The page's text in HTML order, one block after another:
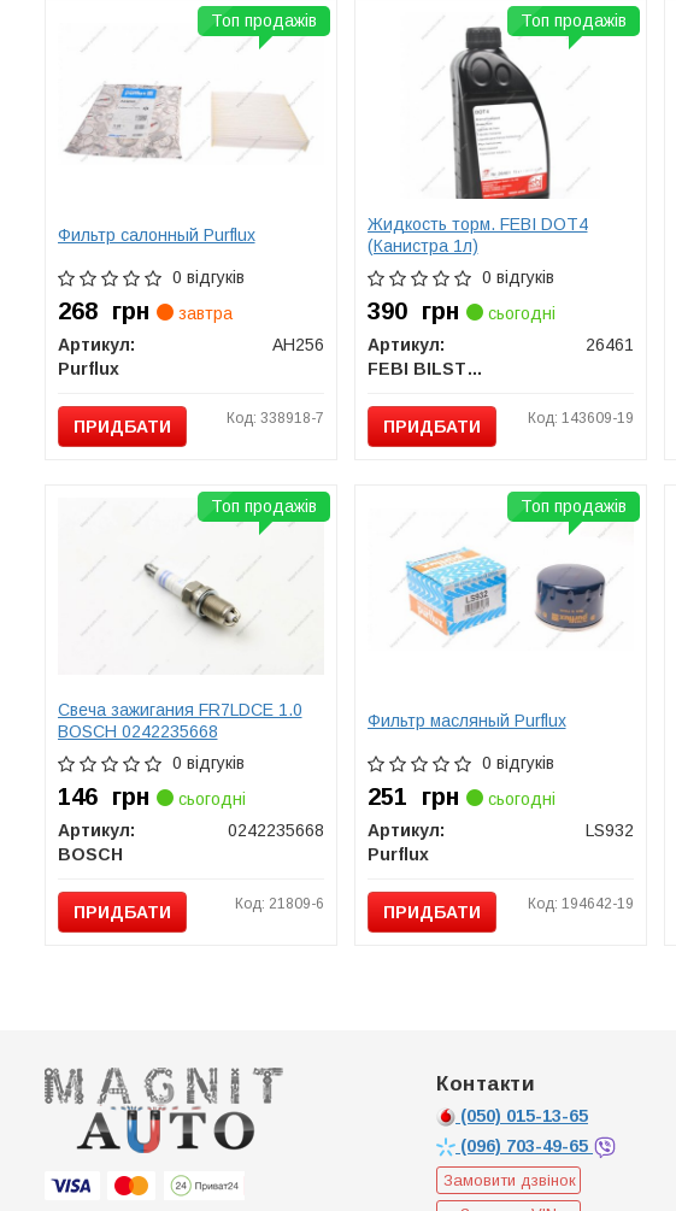
Фильтр салонный Purflux
0 відгуків
268 грн
завтра
Артикул:
AH256
Purflux
ПРИДБАТИ Код: 338918-7
Топ продажів
Жидкость торм. FEBI DOT4
(Канистра 1л)
0 відгуків
390 грн
сьогодні
Артикул:
26461
FEBI BILSTEIN
ПРИДБАТИ Код: 143609-19
Топ продажів
Свеча зажигания FR7LDCE 1.0
BOSCH 0242235668
0 відгуків
146 грн
сьогодні
Артикул:
0242235668
BOSCH
ПРИДБАТИ Код: 21809-6
Топ продажів
Фильтр масляный Purflux
0 відгуків
251 грн
сьогодні
Артикул:
LS932
Purflux
ПРИДБАТИ Код: 194642-19
Топ продажів
Контакти
(050) 015-13-65
(096) 703-49-65
Замовити дзвінок